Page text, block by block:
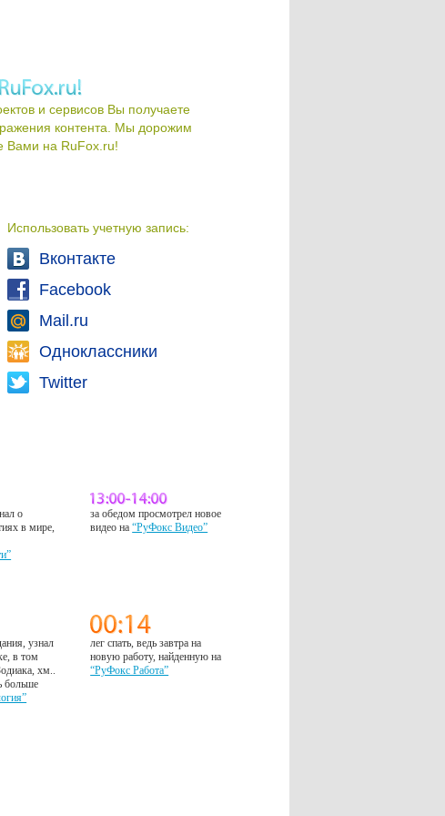
и сервисов Вы получаете
контента. Мы дорожим
Вами на RuFox.ru!
Использовать учетную запись:
Вконтакте
Facebook
Mail.ru
Одноклассники
Twitter
о
в мире,
за обедом просмотрел новое
видео на“РуФокс Видео”
узнал
в том
хм..
больше
лег спать, ведь завтра на
новую работу, найденную на
“РуФокс Работа”